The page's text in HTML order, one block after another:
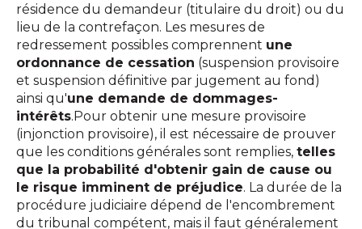
résidence du demandeur (titulaire du droit) ou du
lieu de la contrefaçon. Les mesures de
redressement possibles comprennent une
ordonnance de cessation (suspension provisoire
et suspension définitive par jugement au fond)
ainsi qu'une demande de dommages-
intérêts.Pour obtenir une mesure provisoire
(injonction provisoire), il est nécessaire de prouver
que les conditions générales sont remplies, telles
que la probabilité d'obtenir gain de cause ou
le risque imminent de préjudice. La durée de la
procédure judiciaire dépend de l'encombrement
du tribunal compétent, mais il faut généralement